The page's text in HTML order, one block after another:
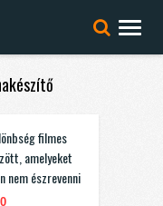
filmes
amelyeket
nem észrevenni